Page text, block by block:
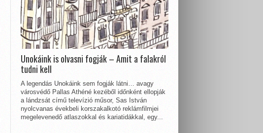
Unokáink is olvasni fogják – Amit a falakról
tudni kell
A legendás Unokáink sem fogják látni… avagy
városvédő Pallas Athéné kezéből időnként ellopják
a lándzsát című televízió műsor, Sas István
nyolcvanas évekbeli korszakalkotó reklámfilmjei
megelevenedő atlaszokkal és kariatidákkal, egy...